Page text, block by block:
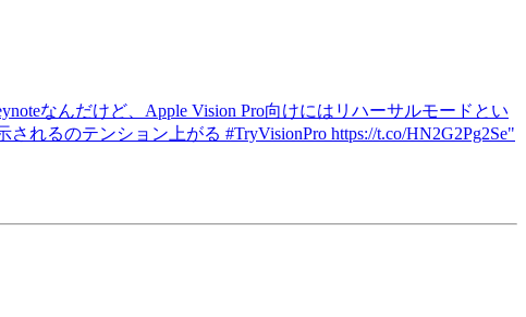
なんだけど、Apple Vision Pro向けにはリハーサルモードとい
るのテンション上がる #TryVisionPro https://t.co/HN2G2Pg2Se"